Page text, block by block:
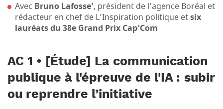
Avec Bruno Lafosse', président de l’agence Boréal et
rédacteur en chef de L’Inspiration politique etsix
lauréats du 38e Grand Prix Cap'Com
AC 1 • [Étude] La communication
publique à l'épreuve de l'IA : subir
ou reprendre l’initiative